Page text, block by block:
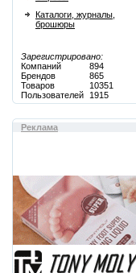
Каталоги, журналы,
брошюры
Зарегистрировано:
Компаний
894
Брендов
865
Товаров
10351
Пользователей
1915
Реклама